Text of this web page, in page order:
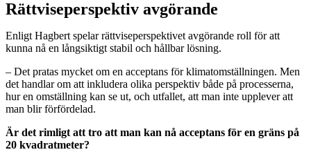
Rättviseperspektiv avgörande
Enligt Hagbert spelar rättviseperspektivet avgörande roll för att
kunna nå en långsiktigt stabil och hållbar lösning.
– Det pratas mycket om en acceptans för klimatomställningen. Men
det handlar om att inkludera olika perspektiv både på processerna,
hur en omställning kan se ut, och utfallet, att man inte upplever att
man blir förfördelad.
Är det rimligt att tro att man kan nå acceptans för en gräns på
20 kvadratmeter?